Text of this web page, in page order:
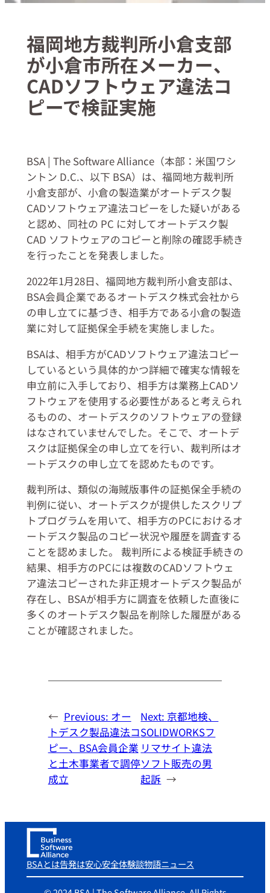
福岡地方裁判所小倉支部
が小倉市所在メーカー、
CADソフトウェア違法コ
ピーで検証実施
BSA | The Software Alliance（本部：米国ワシ
ントン D.C.、以下 BSA）は、福岡地方裁判所
小倉支部が、小倉の製造業がオートデスク製
CADソフトウェア違法コピーをした疑いがある
と認め、同社の PC に対してオートデスク製
CAD ソフトウェアのコピーと削除の確認手続き
を行ったことを発表しました。
2022年1月28日、福岡地方裁判所小倉支部は、
BSA会員企業であるオートデスク株式会社から
の申し立てに基づき、相手方である小倉の製造
業に対して証拠保全手続を実施しました。
BSAは、相手方がCADソフトウェア違法コピー
しているという具体的かつ詳細で確実な情報を
申立前に入手しており、相手方は業務上CADソ
フトウェアを使用する必要性があると考えられ
るものの、オートデスクのソフトウェアの登録
はなされていませんでした。そこで、オートデ
スクは証拠保全の申し立てを行い、裁判所はオ
ートデスクの申し立てを認めたものです。
裁判所は、類似の海賊版事件の証拠保全手続の
判例に従い、オートデスクが提供したスクリプ
トプログラムを用いて、相手方のPCにおけるオ
ートデスク製品のコピー状況や履歴を調査する
ことを認めました。 裁判所による検証手続きの
結果、相手方のPCには複数のCADソフトウェ
ア違法コピーされた非正規オートデスク製品が
存在し、BSAが相手方に調査を依頼した直後に
多くのオートデスク製品を削除した履歴がある
ことが確認されました。
← Previous: オー
トデスク製品違法コ
ピー、BSA会員企業
と土木事業者で調停
成立
Next: 京都地検、
SOLIDWORKSフ
リマサイト違法
ソフト販売の男
起訴 →
BSAとは告発は安心安全体験談物語ニュース